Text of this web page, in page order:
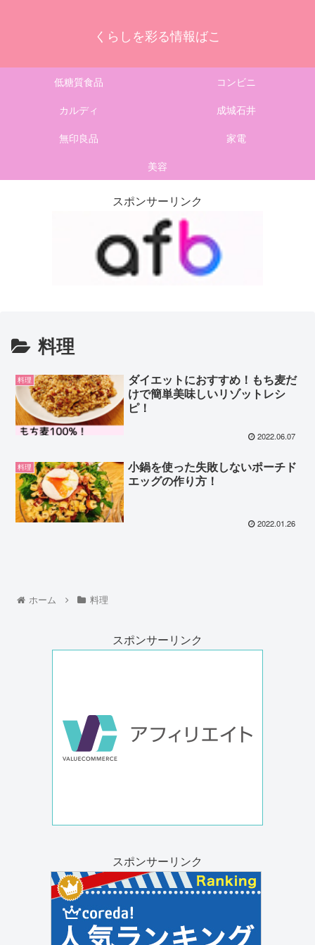
くらしを彩る情報ばこ
低糖質食品
コンビニ
カルディ
成城石井
無印良品
家電
美容
スポンサーリンク
料理
料理
ダイエットにおすすめ！もち麦だ
けで簡単美味しいリゾットレシ
ピ！
2022.06.07
料理
小鍋を使った失敗しないポーチド
エッグの作り方！
2022.01.26
ホーム 料理
スポンサーリンク
スポンサーリンク